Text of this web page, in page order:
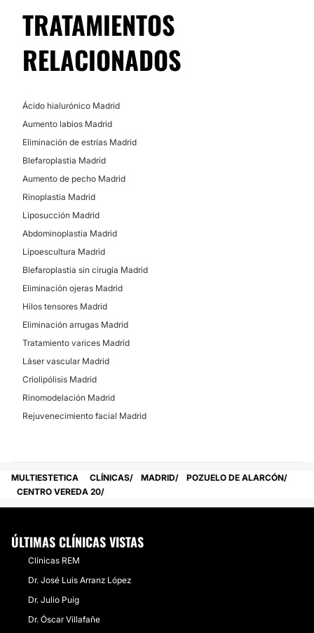
Otoplastia
Aumento glúteos
Abdominoplastia
Bichectomía
Lipoescultura
Cirugía maxilofacial
Aumento gemelos
Ginecomastia
Queiloplastia
Marcación abdominal
Aumento pómulos
DERMATOLOGÍA
TRATAMIENTOS ESTÉTICOS
Peeling
TRATAMIENTOS
RELACIONADOS
Ácido hialurónico Madrid
Aumento labios Madrid
Eliminación de estrías Madrid
Blefaroplastia Madrid
Aumento de pecho Madrid
Rinoplastia Madrid
Liposucción Madrid
Abdominoplastia Madrid
Lipoescultura Madrid
Blefaroplastia sin cirugía Madrid
Eliminación ojeras Madrid
Hilos tensores Madrid
Eliminación arrugas Madrid
Tratamiento varices Madrid
Láser vascular Madrid
Criolipólisis Madrid
Rinomodelación Madrid
Rejuvenecimiento facial Madrid
MULTIESTETICA CLÍNICAS MADRID
POZUELO DE ALARCÓN
CENTRO VEREDA 20
ÚLTIMAS CLÍNICAS VISTAS
Clínicas REM
Dr. José Luis Arranz López
Dr. Julio Puig
Dr. Óscar Villafañe